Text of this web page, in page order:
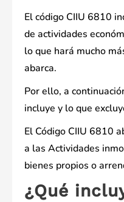
El código CIIU 6810
de actividades
lo que hará mucho
abarca.
Por ello, a
incluye y lo que
El Código CIIU 6810
a las Actividades
bienes propios o
¿Qué